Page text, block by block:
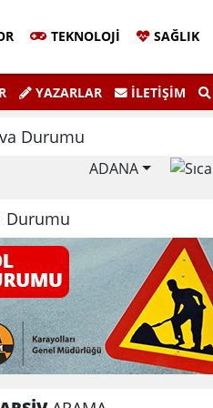
TEKNOLOJI SAĞLIK
Katılım Zirvesi Gerçekleştirildi.
YAZARLAR İLETIŞIM
Durumu
ADANA
Durumu